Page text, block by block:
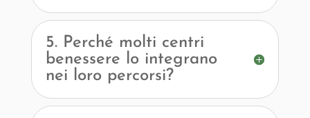
5. Perché molti centri
benessere lo integrano
nei loro percorsi?